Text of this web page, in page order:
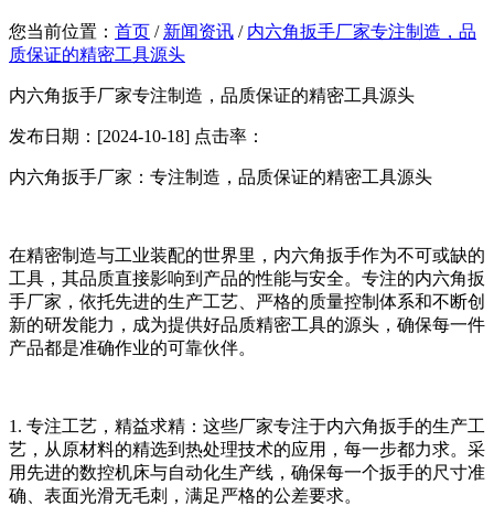
您当前位置： 首页 / 新闻资讯 / 内六角扳手厂家专注制造，品
质保证的精密工具源头
内六角扳手厂家专注制造，品质保证的精密工具源头
发布日期：[2024-10-18] 点击率：
内六角扳手厂家：专注制造，品质保证的精密工具源头
在精密制造与工业装配的世界里，内六角扳手作为不可或缺的
工具，其品质直接影响到产品的性能与安全。专注的内六角扳
手厂家，依托先进的生产工艺、严格的质量控制体系和不断创
新的研发能力，成为提供好品质精密工具的源头，确保每一件
产品都是准确作业的可靠伙伴。
1. 专注工艺，精益求精：这些厂家专注于内六角扳手的生产工
艺，从原材料的精选到热处理技术的应用，每一步都力求。采
用先进的数控机床与自动化生产线，确保每一个扳手的尺寸准
确、表面光滑无毛刺，满足严格的公差要求。